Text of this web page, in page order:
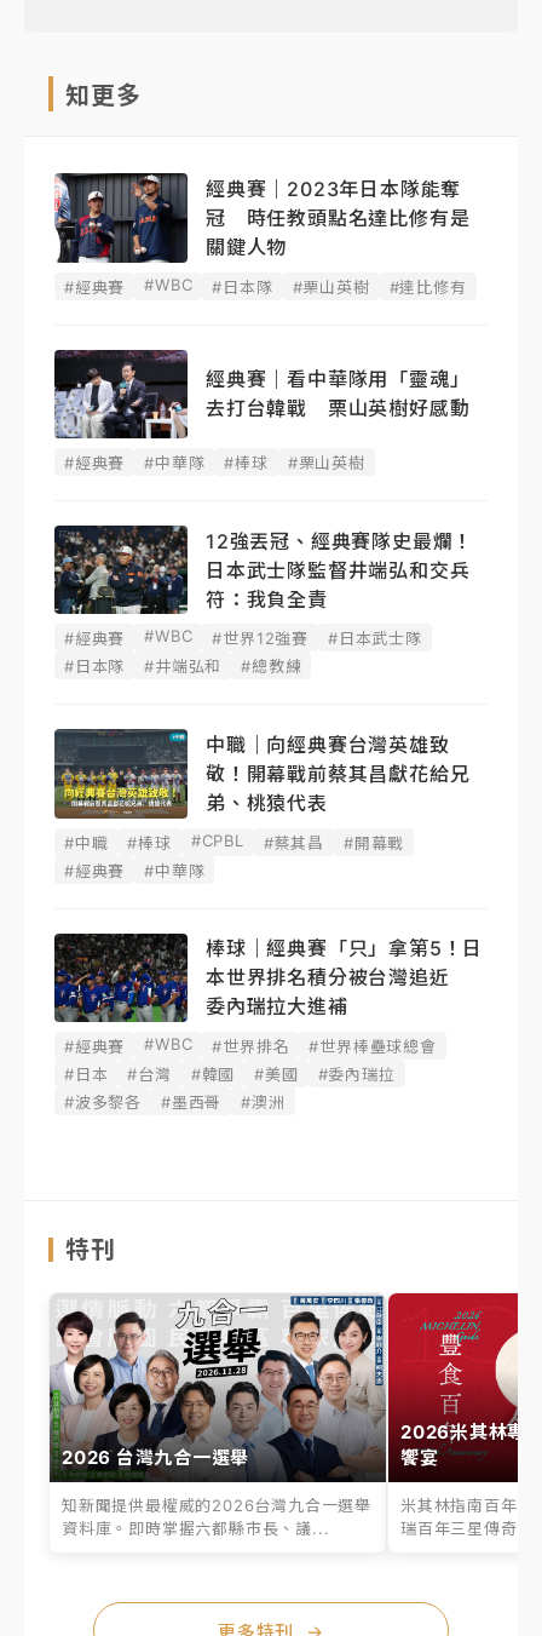
知更多
經典賽｜2023年日本隊能奪
冠 時任教頭點名達比修有是
關鍵人物
#經典賽 #WBC #日本隊 #栗山英樹 #達比修有
經典賽｜看中華隊用「靈魂」
去打台韓戰 栗山英樹好感動
#經典賽 #中華隊 #棒球 #栗山英樹
12強丟冠、經典賽隊史最爛！
日本武士隊監督井端弘和交兵
符：我負全責
#經典賽 #WBC #世界12強賽
#日本武士隊
#日本隊
#井端弘和 #總教練
中職｜向經典賽台灣英雄致
敬！開幕戰前蔡其昌獻花給兄
弟、桃猿代表
#中職 #棒球 #CPBL #蔡其昌
#開幕戰
#經典賽
#中華隊
棒球｜經典賽「只」拿第5！日
本世界排名積分被台灣追近
委內瑞拉大進補
#經典賽 #WBC #世界排名
#世界棒壘球總會
#日本
#台灣 #韓國 #美國
#委內瑞拉
#波多黎各
#墨西哥 #澳洲
特刊
2026 台灣九合一選舉
知新聞提供最權威的2026台灣九合一選舉
資料庫。即時掌握六都縣市長、議...
2026米其林專
饗宴
米其林指南百年之
瑞百年三星傳奇、